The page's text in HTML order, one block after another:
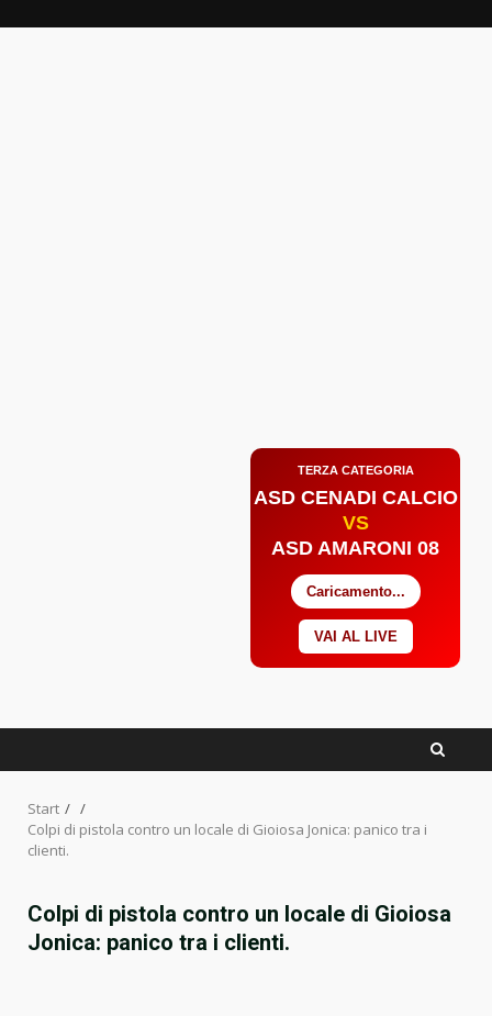
TERZA CATEGORIA
ASD CENADI CALCIO
VS
ASD AMARONI 08
Caricamento...
VAI AL LIVE
Start
Colpi di pistola contro un locale di Gioiosa Jonica: panico tra i
clienti.
Colpi di pistola contro un locale di Gioiosa
Jonica: panico tra i clienti.